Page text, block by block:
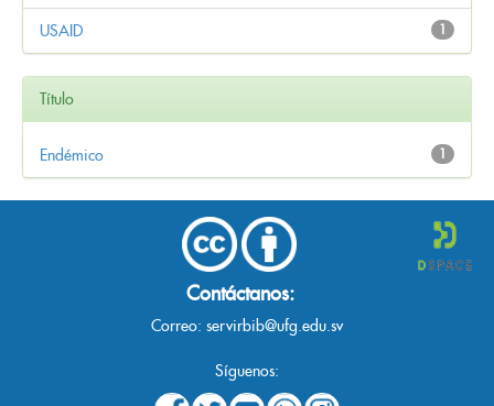
1
USAID
Título
1
Endémico
Contáctanos:
Correo: servirbib@ufg.edu.sv
Síguenos: